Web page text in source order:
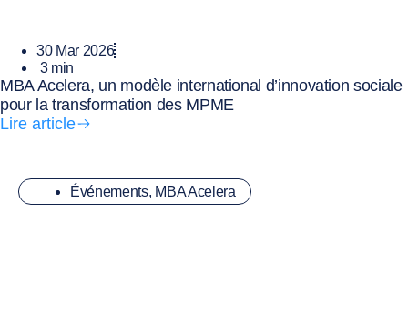
30 Mar 2026
3 min
MBA Acelera, un modèle international d’innovation sociale
pour la transformation des MPME
Lire article
Événements, MBA Acelera